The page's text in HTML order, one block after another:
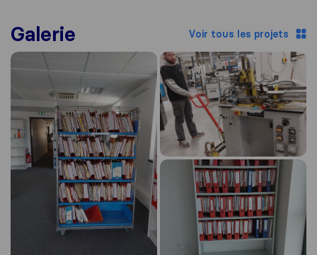
Galerie Voir tous les projets